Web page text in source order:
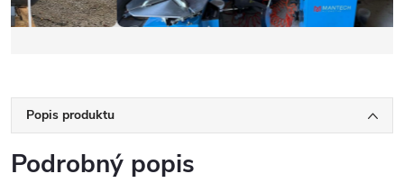
Popis produktu
Podrobný popis